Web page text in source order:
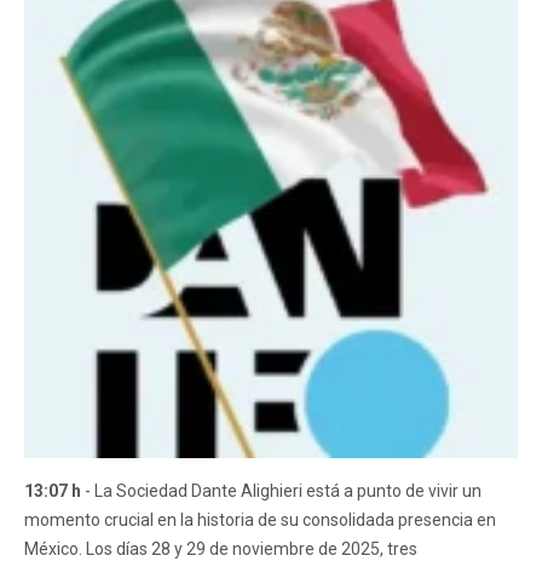
13:07 h - La Sociedad Dante Alighieri está a punto de vivir un
momento crucial en la historia de su consolidada presencia en
México. Los días 28 y 29 de noviembre de 2025, tres